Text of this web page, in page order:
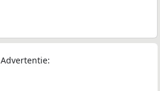
Advertentie: